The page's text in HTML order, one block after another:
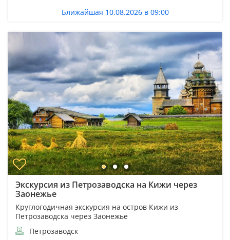
Ближайшая 10.08.2026 в 09:00
Экскурсия из Петрозаводска на Кижи через
Заонежье
Круглогодичная экскурсия на остров Кижи из
Петрозаводска через Заонежье
Петрозаводск